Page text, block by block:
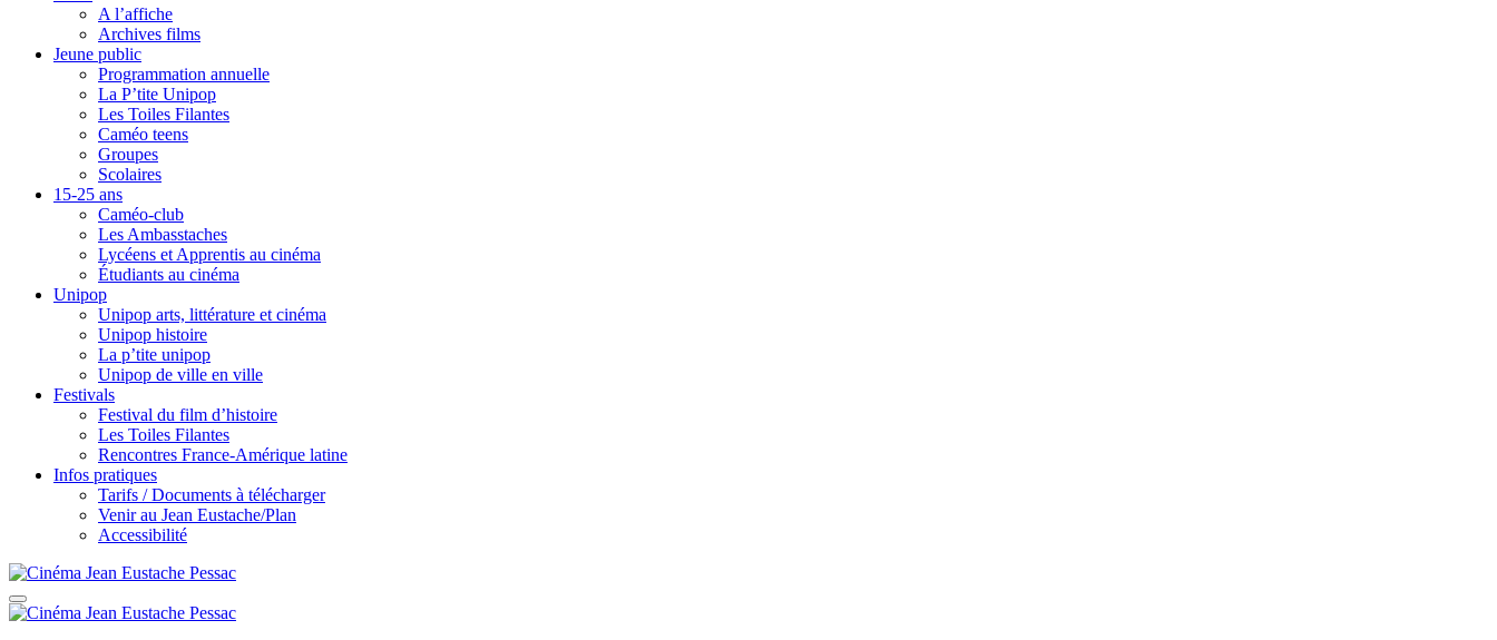
A l’affiche
Archives films
Jeune public
Programmation annuelle
La P’tite Unipop
Les Toiles Filantes
Caméo teens
Groupes
Scolaires
15-25 ans
Caméo-club
Les Ambasstaches
Lycéens et Apprentis au cinéma
Étudiants au cinéma
Unipop
Unipop arts, littérature et cinéma
Unipop histoire
La p’tite unipop
Unipop de ville en ville
Festivals
Festival du film d’histoire
Les Toiles Filantes
Rencontres France-Amérique latine
Infos pratiques
Tarifs / Documents à télécharger
Venir au Jean Eustache/Plan
Accessibilité